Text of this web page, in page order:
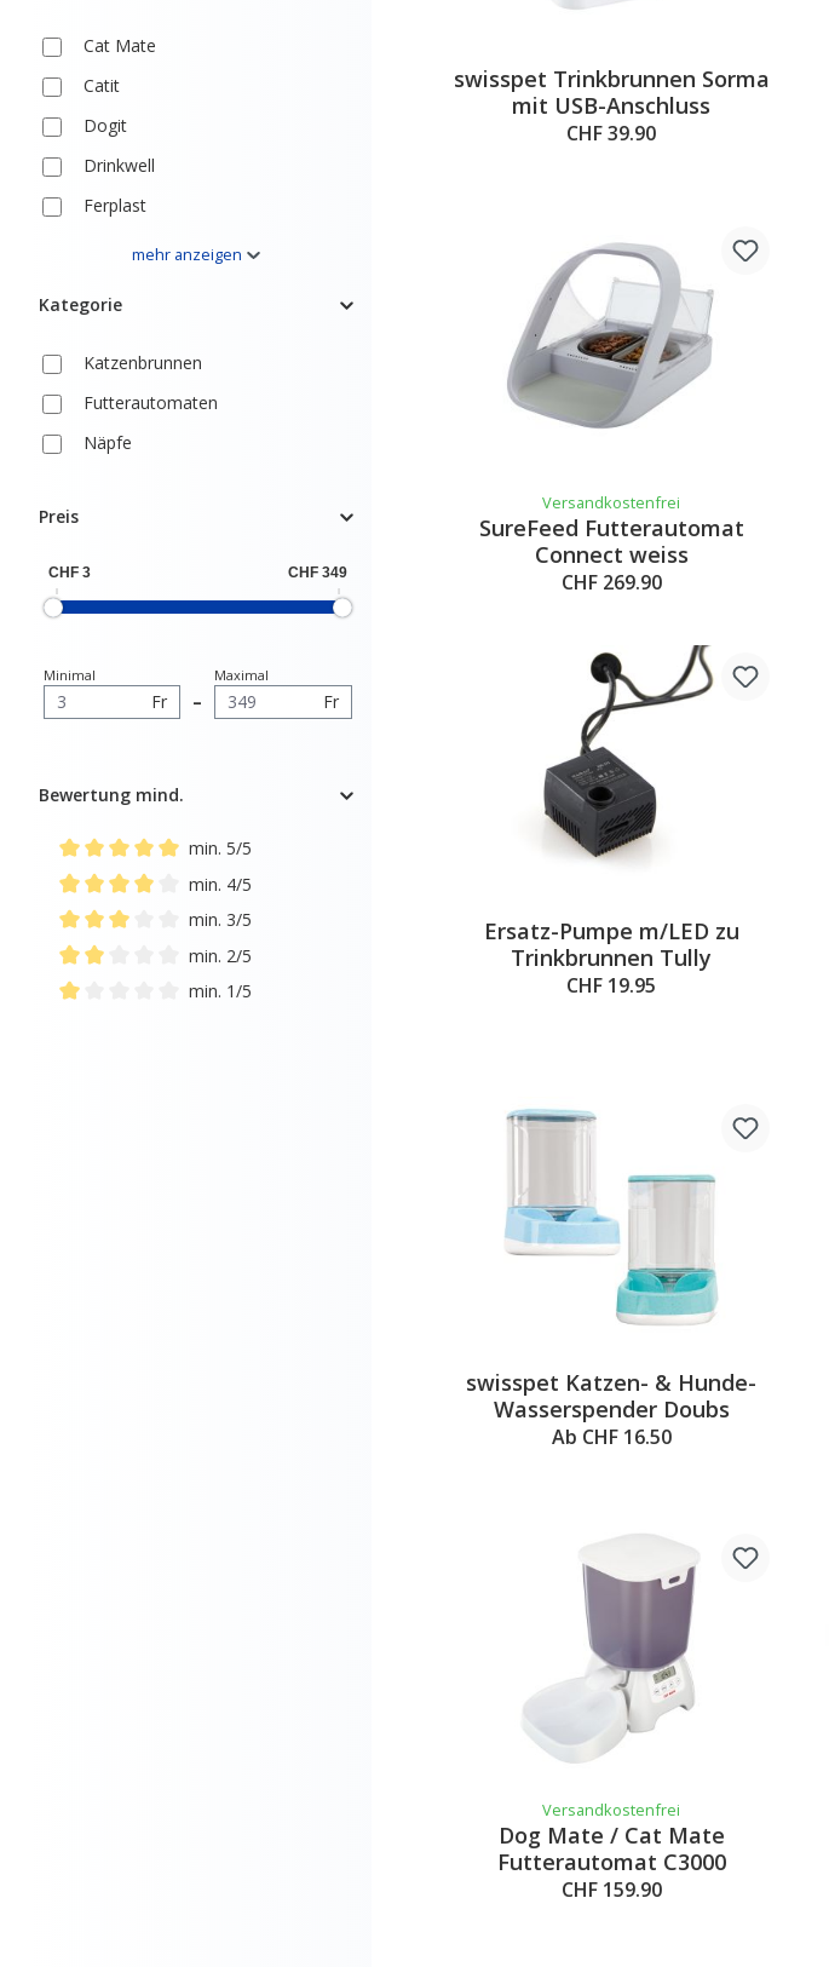
Cat Mate
Catit
Dogit
Drinkwell
Ferplast
SureFlap
Swisspet
Trendline
mehr anzeigen
Kategorie
Katzenbrunnen
Futterautomaten
Näpfe
Preis
Minimal
Fr –
Maximal
Fr
Bewertung mind.
Add filter: Minimum rating of 5 out of 5 stars
min. 5/5
Add filter: Minimum rating of 4 out of 5 stars
min. 4/5
Add filter: Minimum rating of 3 out of 5 stars
min. 3/5
Add filter: Minimum rating of 2 out of 5 stars
min. 2/5
min. 1/5
swisspet Trinkbrunnen Sorma
mit USB-Anschluss
CHF 39.90
Versandkostenfrei
SureFeed Futterautomat
Connect weiss
CHF 269.90
Ersatz-Pumpe m/LED zu
Trinkbrunnen Tully
CHF 19.95
swisspet Katzen- & Hunde-
Wasserspender Doubs
Ab CHF 16.50
Versandkostenfrei
Dog Mate / Cat Mate
Futterautomat C3000
CHF 159.90